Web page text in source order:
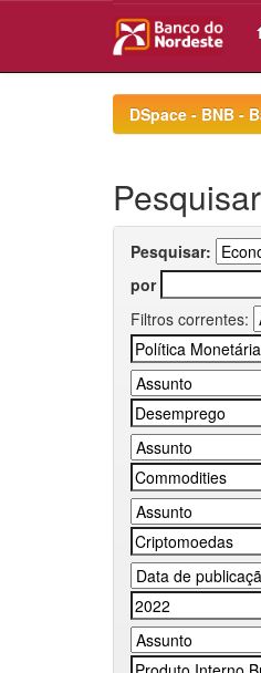
DSpace - BNB -
Pesquisar
Pesquisar:
por
Filtros correntes: